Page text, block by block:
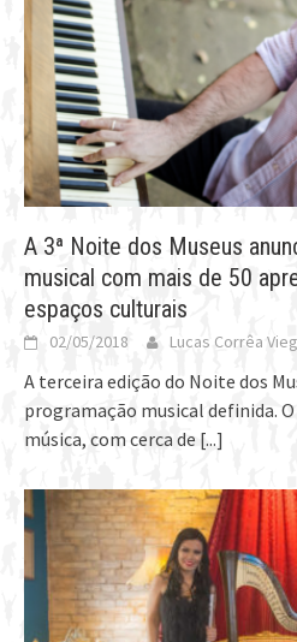
A 3ª Noite dos Museus
musical com mais de 50
espaços culturais
02/05/2018 Lucas Corrêa
A terceira edição do Noite dos
programação musical definida.
música, com cerca de [...]